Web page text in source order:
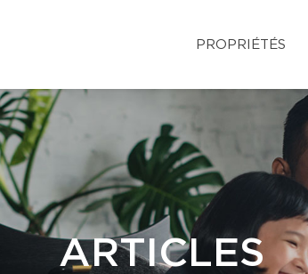
PROPRIÉTÉS
ARTICLES